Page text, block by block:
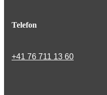
Telefon
+41 76 711 13 60